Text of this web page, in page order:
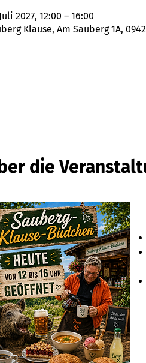
2027, 12:00 – 16:00
Klause, Am Sauberg 1A,
die